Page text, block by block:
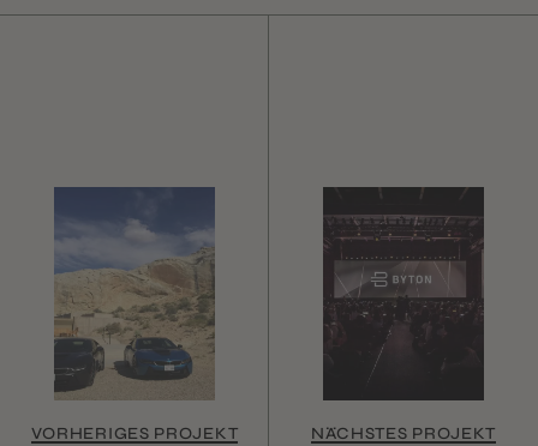
VORHERIGES PROJEKT NÄCHSTES PROJEKT